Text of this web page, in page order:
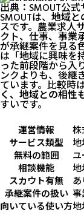
出典： SMOUT公式
SMOUTは、 地域と
スです。農業求人
クト、仕事、事業
が承継案件を見る
は「地域に興味を
った前段階から入
ンクよりも、後継
ています。比較時は
く、地域との相性
すいです。
運営情報
株
サービス類型
無料の範囲
相談機能
スカウト有無
あ
承継案件の扱い 事
向いている使い方地